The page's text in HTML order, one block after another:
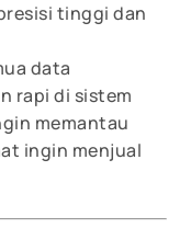
tinggi dan
data
rapi di sistem
memantau
ingin menjual